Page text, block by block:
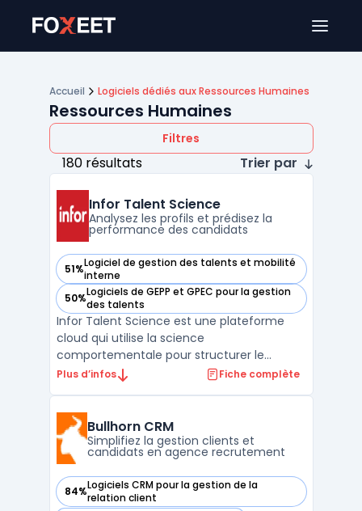
Accueil Logiciels dédiés aux Ressources Humaines
Ressources Humaines
Filtres
180 résultats Trier par
Infor Talent Science
Analysez les profils et prédisez la
performance des candidats
51%Logiciel de gestion des talents et mobilité
interne
— voir Infor Talent Science dans cette catégorie
50%Logiciels de GEPP et GPEC pour la gestion
des talents
— voir Infor Talent Science dans cette catégorie
Infor Talent Science est une plateforme
cloud qui utilise la science
comportementale pour structurer le
recrutement et la gestion des ressources
développement et la mobilité interne des
collaborateurs à l’aide de données
prédictive ...
Plus d’infos Fiche complète
Bullhorn CRM
Simplifiez la gestion clients et
candidats en agence recrutement
84%Logiciels CRM pour la gestion de la
relation client
— voir Bullhorn CRM dans cette catégorie